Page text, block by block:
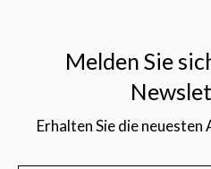
Melden Sie
Erhalten Sie die